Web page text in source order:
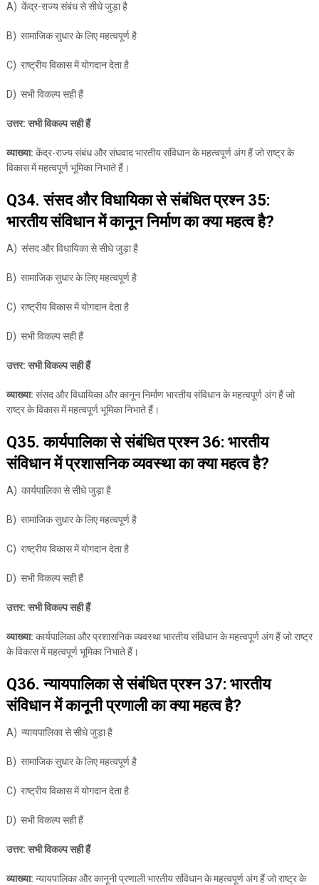
A) केंद्र-राज्य संबंध से सीधे जुड़ा है
B) सामाजिक सुधार के लिए महत्वपूर्ण है
C) राष्ट्रीय विकास में योगदान देता है
D) सभी विकल्प सही हैं
उत्तर: सभी विकल्प सही हैं
व्याख्या: केंद्र-राज्य संबंध और संघवाद भारतीय संविधान के महत्वपूर्ण अंग हैं जो राष्ट्र के
विकास में महत्वपूर्ण भूमिका निभाते हैं।
Q34. संसद और विधायिका से संबंधित प्रश्न 35:
भारतीय संविधान में कानून निर्माण का क्या महत्व है?
A) संसद और विधायिका से सीधे जुड़ा है
B) सामाजिक सुधार के लिए महत्वपूर्ण है
C) राष्ट्रीय विकास में योगदान देता है
D) सभी विकल्प सही हैं
उत्तर: सभी विकल्प सही हैं
व्याख्या: संसद और विधायिका और कानून निर्माण भारतीय संविधान के महत्वपूर्ण अंग हैं जो
राष्ट्र के विकास में महत्वपूर्ण भूमिका निभाते हैं।
Q35. कार्यपालिका से संबंधित प्रश्न 36: भारतीय
संविधान में प्रशासनिक व्यवस्था का क्या महत्व है?
A) कार्यपालिका से सीधे जुड़ा है
B) सामाजिक सुधार के लिए महत्वपूर्ण है
C) राष्ट्रीय विकास में योगदान देता है
D) सभी विकल्प सही हैं
उत्तर: सभी विकल्प सही हैं
व्याख्या: कार्यपालिका और प्रशासनिक व्यवस्था भारतीय संविधान के महत्वपूर्ण अंग हैं जो राष्ट्र
के विकास में महत्वपूर्ण भूमिका निभाते हैं।
Q36. न्यायपालिका से संबंधित प्रश्न 37: भारतीय
संविधान में कानूनी प्रणाली का क्या महत्व है?
A) न्यायपालिका से सीधे जुड़ा है
B) सामाजिक सुधार के लिए महत्वपूर्ण है
C) राष्ट्रीय विकास में योगदान देता है
D) सभी विकल्प सही हैं
उत्तर: सभी विकल्प सही हैं
व्याख्या: न्यायपालिका और कानूनी प्रणाली भारतीय संविधान के महत्वपूर्ण अंग हैं जो राष्ट्र के